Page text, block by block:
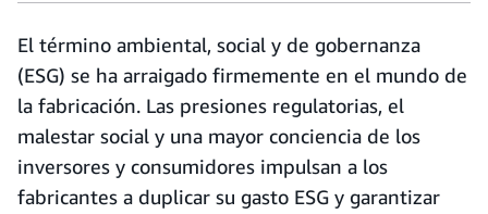
El término ambiental, social y de gobernanza
(ESG) se ha arraigado firmemente en el mundo de
la fabricación. Las presiones regulatorias, el
malestar social y una mayor conciencia de los
inversores y consumidores impulsan a los
fabricantes a duplicar su gasto ESG y garantizar